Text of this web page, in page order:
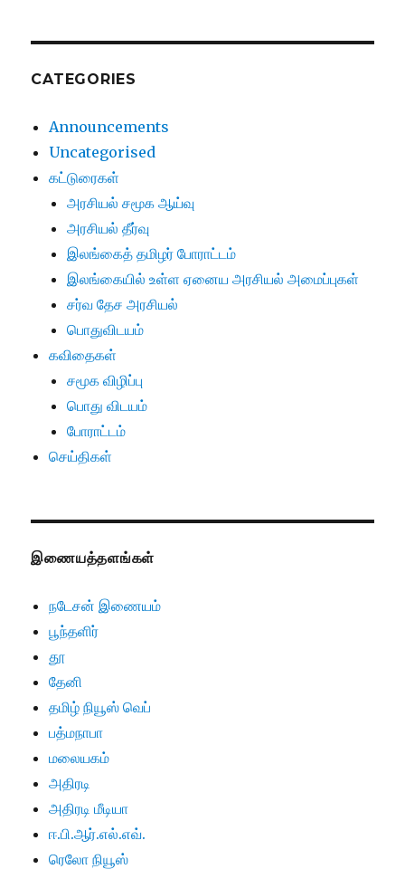
CATEGORIES
Announcements
Uncategorised
கட்டுரைகள்
அரசியல் சமூக ஆய்வு
அரசியல் தீர்வு
இலங்கைத் தமிழர் போராட்டம்
இலங்கையில் உள்ள ஏனைய அரசியல் அமைப்புகள்
சர்வ தேச அரசியல்
பொதுவிடயம்
கவிதைகள்
சமூக விழிப்பு
பொது விடயம்
போராட்டம்
செய்திகள்
இணையத்தளங்கள்
நடேசன் இணையம்
பூந்தளிர்
தூ
தேனி
தமிழ் நியூஸ் வெப்
பத்மநாபா
மலையகம்
அதிரடி
அதிரடி மீடியா
ஈ.பி.ஆர்.எல்.எவ்.
ரெலோ நியூஸ்